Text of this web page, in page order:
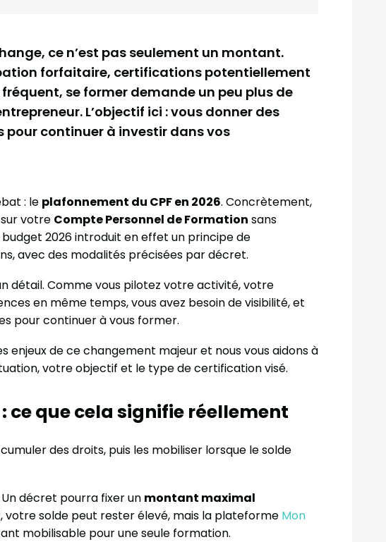
ce n’est pas seulement un montant.
forfaitaire, certifications potentiellement
se former demande un peu plus de
L’objectif ici : vous donner des
pour continuer à investir dans vos
: le plafonnement du CPF en 2026. Concrètement,
votre Compte Personnel de Formation sans
2026 introduit en effet un principe de
avec des modalités précisées par décret.
détail. Comme vous pilotez votre activité, votre
en même temps, vous avez besoin de visibilité, et
pour continuer à vous former.
enjeux de ce changement majeur et nous vous aidons à
votre objectif et le type de certification visé.
ce que cela signifie réellement
des droits, puis les mobiliser lorsque le solde
décret pourra fixer un montant maximal
votre solde peut rester élevé, mais la plateforme Mon
mobilisable pour une seule formation.